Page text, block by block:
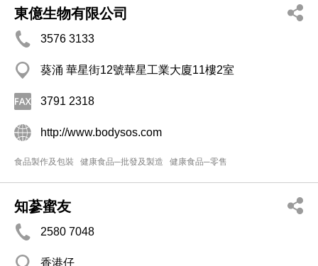
東億生物有限公司
3576 3133
葵涌 華星街12號華星工業大廈11樓2室
3791 2318
http://www.bodysos.com
食品製作及包裝 健康食品─批發及製造 健康食品─零售
知蔘蜜友
2580 7048
香港仔